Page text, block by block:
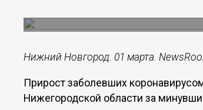
Нижний Новгород. 01 марта.
Прирост заболевших
Нижегородской области за